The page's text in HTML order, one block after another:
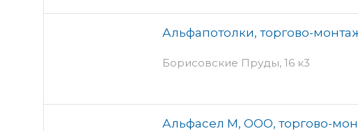
Альфапотолки, торгово-
Борисовские Пруды, 16 к3
Альфасел М, ООО, торгово-